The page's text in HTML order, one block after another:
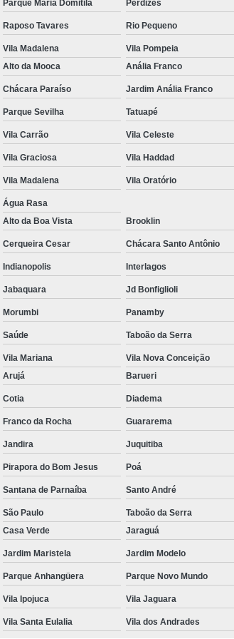
Parque Maria Domitila Perdizes
Raposo Tavares Rio Pequeno
Vila Madalena Vila Pompeia
Alto da Mooca
Anália Franco
Chácara Paraíso Jardim Anália Franco
Parque Sevilha Tatuapé
Vila Carrão Vila Celeste
Vila Graciosa Vila Haddad
Vila Madalena Vila Oratório
Água Rasa
Alto da Boa Vista
Brooklin
Cerqueira Cesar Chácara Santo Antônio
Indianopolis Interlagos
Jabaquara Jd Bonfiglioli
Morumbi Panamby
Saúde Taboão da Serra
Vila Mariana Vila Nova Conceição
Arujá
Barueri
Cotia Diadema
Franco da Rocha Guararema
Jandira Juquitiba
Pirapora do Bom Jesus Poá
Santana de Parnaíba Santo André
São Paulo Taboão da Serra
Casa Verde
Jaraguá
Jardim Maristela Jardim Modelo
Parque Anhangüera Parque Novo Mundo
Vila Ipojuca Vila Jaguara
Vila Santa Eulalia Vila dos Andrades